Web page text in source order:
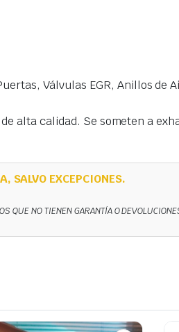
Válvulas EGR, Anillos de
alta calidad. Se someten a
SALVO EXCEPCIONES.
QUE NO TIENEN GARANTÍA O